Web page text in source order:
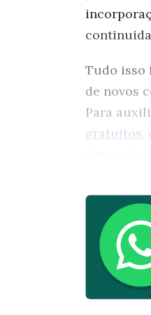
Tudo isso
de novos
Para
gratuitos,
obtenção
listamos
Confira:
PARA
1. BNCC:
Ainda